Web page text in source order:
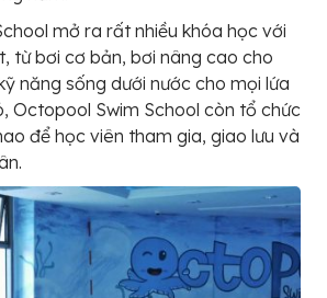
mở ra rất nhiều khóa học với
từ bơi cơ bản, bơi nâng cao cho
năng sống dưới nước cho mọi lứa
Octopool Swim School còn tổ chức
để học viên tham gia, giao lưu và